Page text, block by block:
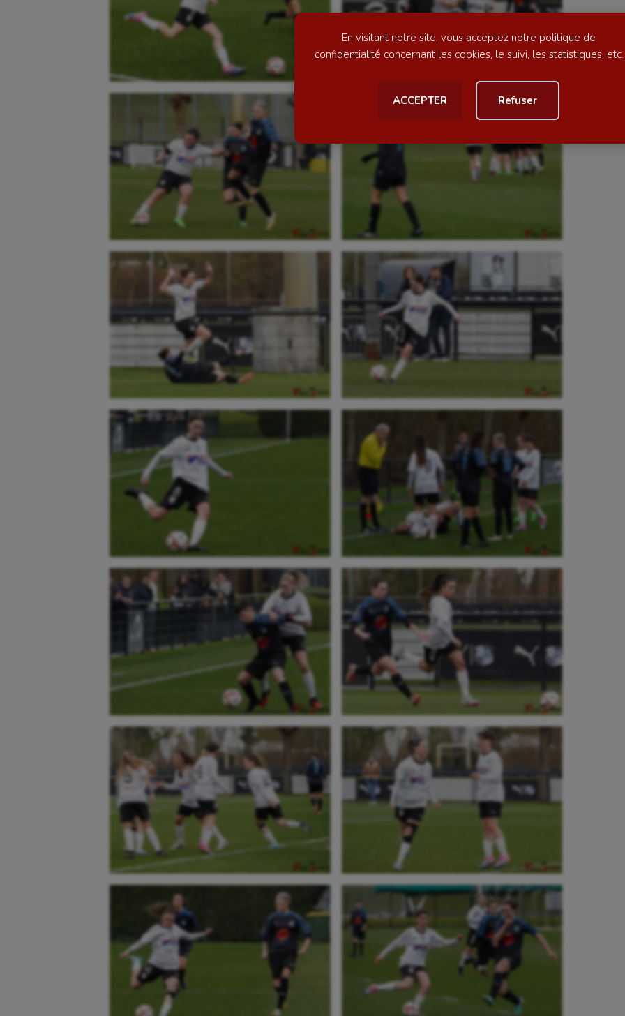
En visitant notre site, vous acceptez notre politique de
confidentialité concernant les cookies, le suivi, les statistiques, etc.
ACCEPTER Refuser
Balle à la main
Baseball
Boules lyonnaises
Canoë-kayak
Cerf Volant
Cheerleading
Course à pied
Crossfit
Fitness
Flag football
Futsal
Gymnastique
Gymnastique rythmique
Handisport
Jeux Olympiques et Paralympiques
Natation artistique
Outdoor
Parkour
Plongée
Randonnée / Marche
Roller-derby